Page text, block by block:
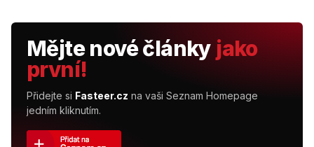
Mějte nové články jako
první!
Přidejte si Fasteer.cz na vaši Seznam Homepage
jedním kliknutím.